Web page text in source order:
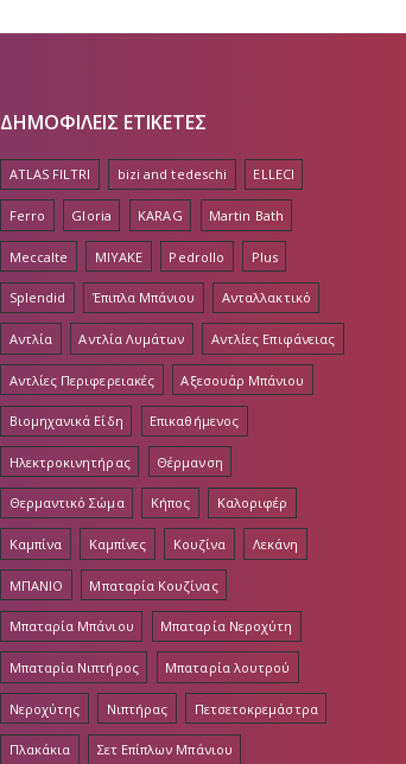
ΔΗΜΟΦΙΛΕΙΣ ΕΤΙΚΕΤΕΣ
ATLAS FILTRI bizi and tedeschi ELLECI
Ferro Gloria KARAG Martin Bath
Meccalte MIYAKE Pedrollo Plus
Splendid Έπιπλα Μπάνιου Ανταλλακτικό
Αντλία Αντλία Λυμάτων Αντλίες Επιφάνειας
Αντλίες Περιφερειακές Αξεσουάρ Μπάνιου
Βιομηχανικά Είδη Επικαθήμενος
Ηλεκτροκινητήρας Θέρμανση
Θερμαντικό Σώμα Κήπος Καλοριφέρ
Καμπίνα Καμπίνες Κουζίνα Λεκάνη
ΜΠΑΝΙΟ Μπαταρία Κουζίνας
Μπαταρία Μπάνιου Μπαταρία Νεροχύτη
Μπαταρία Νιπτήρος Μπαταρία λουτρού
Νεροχύτης Νιπτήρας Πετσετοκρεμάστρα
Πλακάκια Σετ Επίπλων Μπάνιου